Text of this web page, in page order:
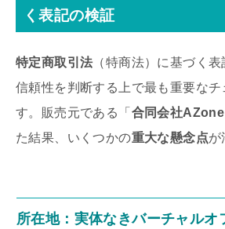
く表記の検証
特定商取引法 （特商法）に基づく
信頼性を判断する上で最も重要な
す。販売元である「 合同会社AZone
た結果、いくつかの重大な懸念点が
所在地：実体なきバーチャルオ